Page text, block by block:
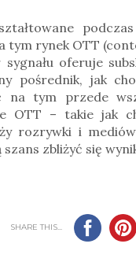
tym rynek OTT
oferuje
pośrednik, jak
na tym przede
OTT – takie jak
rozrywki i
zbliżyć się
SHARE THIS...